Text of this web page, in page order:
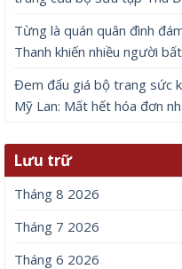
Từng là quán quân đình
Thanh khiến nhiều người
Đem đấu giá bộ trang sức
Mỹ Lan: Mất hết hóa đơn
Lưu trữ
Tháng 8 2026
Tháng 7 2026
Tháng 6 2026